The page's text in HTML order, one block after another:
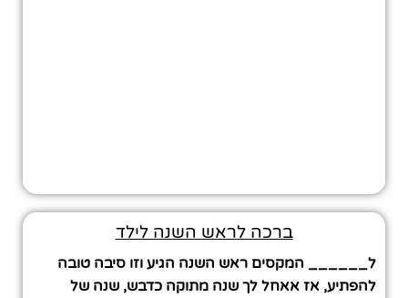
ברכה לראש השנה לילד
ל______ המקסים ראש השנה הגיע וזו סיבה טובה
להפתיע, אז אאחל לך שנה מתוקה כדבש, שנה של